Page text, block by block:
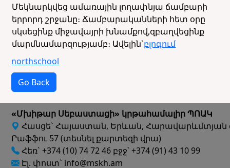
Մեկնարկվեց ամառային լողափնյա ճամբարի
երրորդ շրջանը։ Ճամբարականների հետ օրը
սկսեցինք միջավայրի խնամքով,զբաղվեցինք
մարմնամարզությամբ։ Ավելին`բլոգում
northschool
Go Back
«Մխիթար Սեբաստացի» կրթահամալիր ՊՈԱԿ
Հասցե` Հայաստան, Երևան, Հարավարևմտյան
Րաֆֆու 57 (տեսնել քարտեզի վրա)
Հեռ` +374 (10) 74 72 46 բջջ՝ +374 (91) 43 10 99
Էլ. փոստ` info@mskh.am